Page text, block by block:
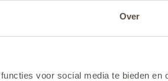
Over
voor social media te bieden en